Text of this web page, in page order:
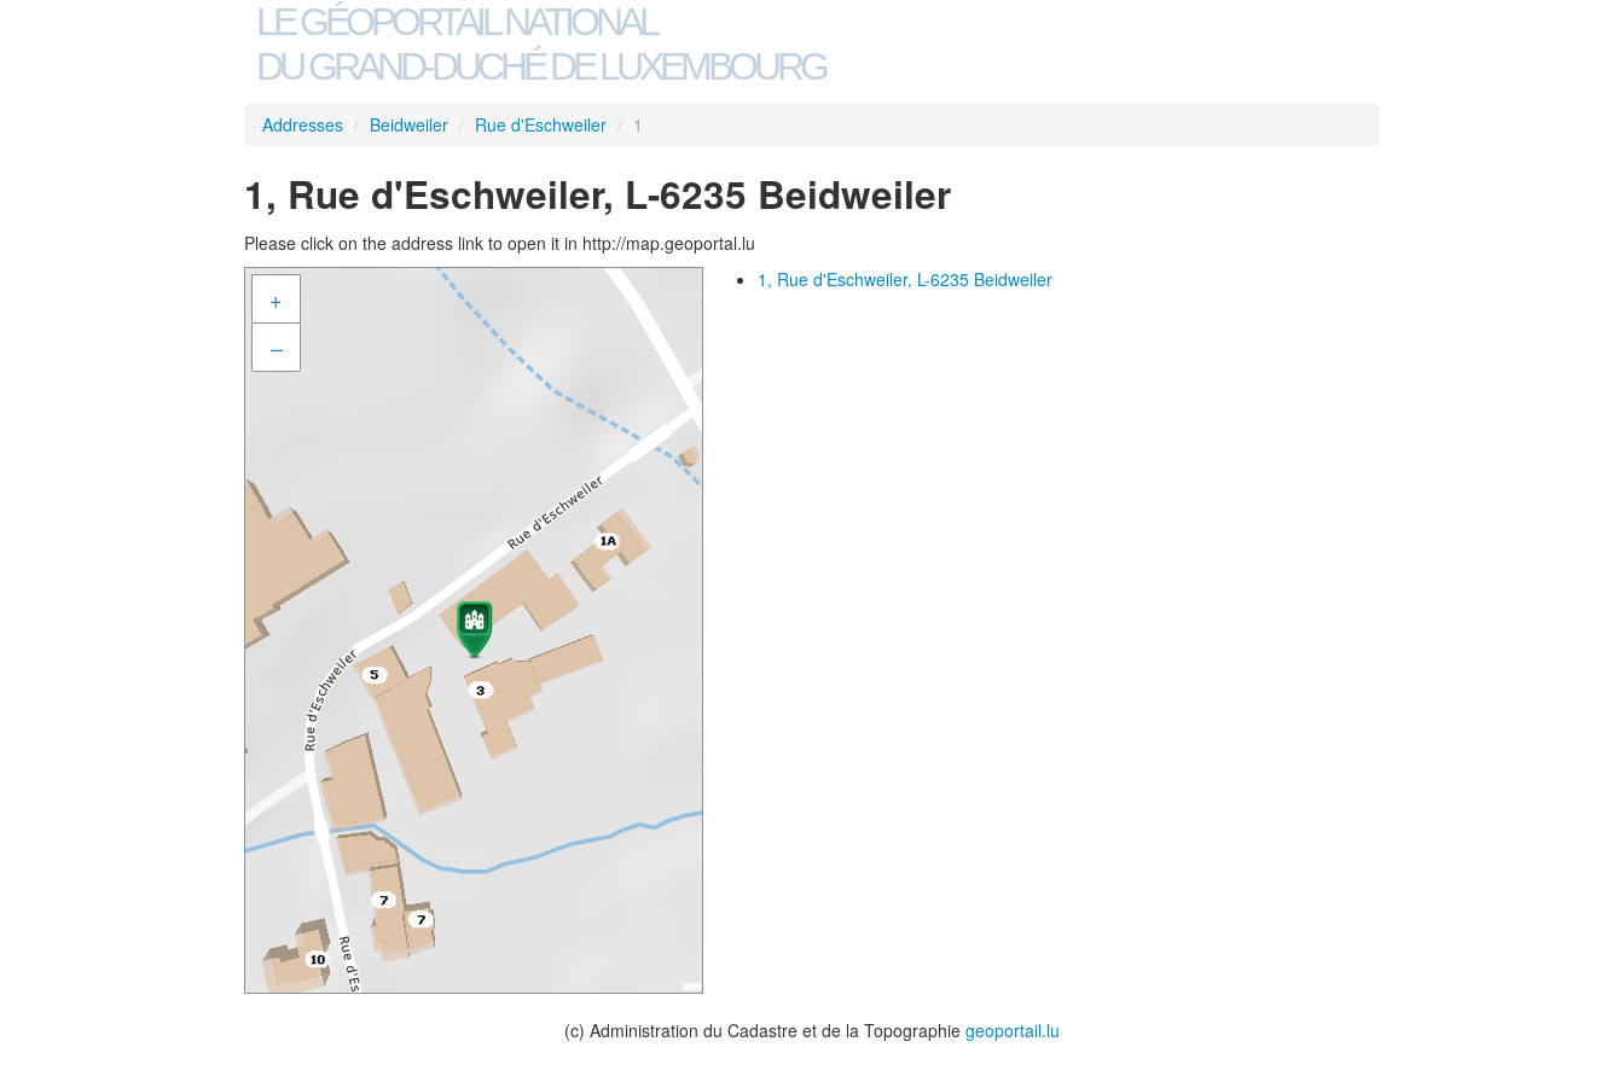
LE GÉOPORTAIL NATIONAL
DU GRAND-DUCHÉ DE LUXEMBOURG
Addresses / Beidweiler / Rue d'Eschweiler / 1
1, Rue d'Eschweiler, L-6235 Beidweiler
Please click on the address link to open it in http://map.geoportal.lu
+
–
1, Rue d'Eschweiler, L-6235 Beidweiler
(c) Administration du Cadastre et de la Topographie geoportail.lu